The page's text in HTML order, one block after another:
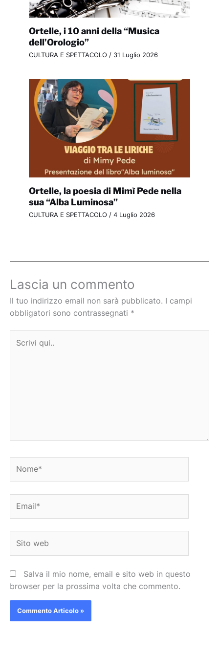
Ortelle, i 10 anni della “Musica
dell’Orologio”
CULTURA E SPETTACOLO / 31 Luglio 2026
Ortelle, la poesia di Mimì Pede nella
sua “Alba Luminosa”
CULTURA E SPETTACOLO / 4 Luglio 2026
Lascia un commento
Il tuo indirizzo email non sarà pubblicato. I campi
obbligatori sono contrassegnati *
qui..
web
Salva il mio nome, email e sito web in questo
browser per la prossima volta che commento.